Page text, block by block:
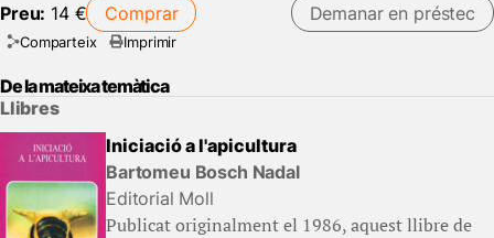
Preu: 14 € Comprar Demanar en préstec
Comparteix Imprimir
De la mateixa temàtica
Llibres
Iniciació a l'apicultura
Bartomeu Bosch Nadal
Editorial Moll
Publicat originalment el 1986, aquest llibre de